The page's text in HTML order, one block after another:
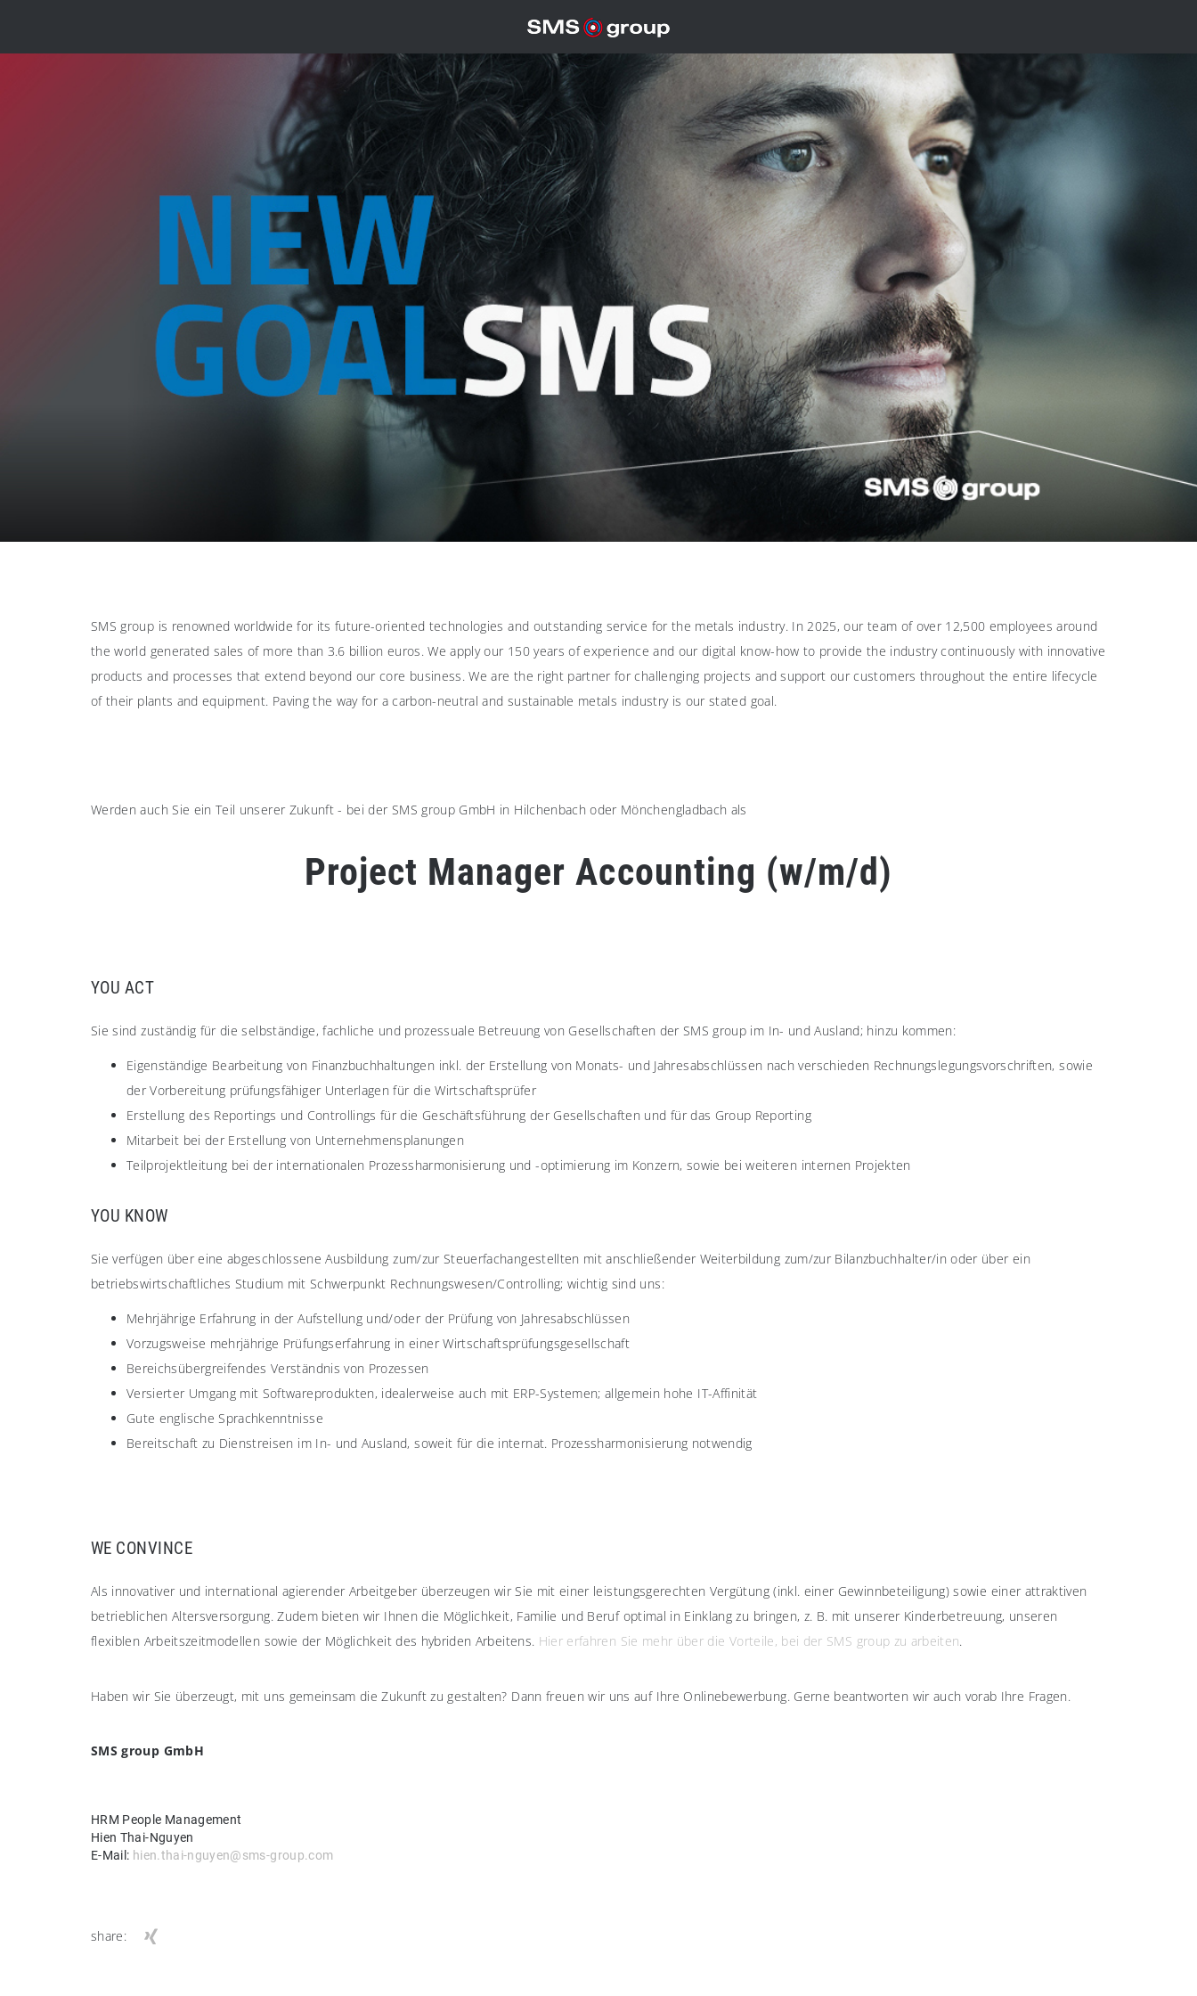
SMS group is renowned worldwide for its future-oriented technologies and outstanding service for the metals industry. In 2025, our team of over 12,500 employees around
the world generated sales of more than 3.6 billion euros. We apply our 150 years of experience and our digital know-how to provide the industry continuously with innovative
products and processes that extend beyond our core business. We are the right partner for challenging projects and support our customers throughout the entire lifecycle
of their plants and equipment. Paving the way for a carbon-neutral and sustainable metals industry is our stated goal.
Werden auch Sie ein Teil unserer Zukunft - bei der SMS group GmbH in Hilchenbach oder Mönchengladbach als
Project Manager Accounting (w/m/d)
YOU ACT
Sie sind zuständig für die selbständige, fachliche und prozessuale Betreuung von Gesellschaften der SMS group im In- und Ausland; hinzu kommen:
Eigenständige Bearbeitung von Finanzbuchhaltungen inkl. der Erstellung von Monats- und Jahresabschlüssen nach verschieden Rechnungslegungsvorschriften, sowie
der Vorbereitung prüfungsfähiger Unterlagen für die Wirtschaftsprüfer
Erstellung des Reportings und Controllings für die Geschäftsführung der Gesellschaften und für das Group Reporting
Mitarbeit bei der Erstellung von Unternehmensplanungen
Teilprojektleitung bei der internationalen Prozessharmonisierung und -optimierung im Konzern, sowie bei weiteren internen Projekten
YOU KNOW
Sie verfügen über eine abgeschlossene Ausbildung zum/zur Steuerfachangestellten mit anschließender Weiterbildung zum/zur Bilanzbuchhalter/in oder über ein
betriebswirtschaftliches Studium mit Schwerpunkt Rechnungswesen/Controlling; wichtig sind uns:
Mehrjährige Erfahrung in der Aufstellung und/oder der Prüfung von Jahresabschlüssen
Vorzugsweise mehrjährige Prüfungserfahrung in einer Wirtschaftsprüfungsgesellschaft
Bereichsübergreifendes Verständnis von Prozessen
Versierter Umgang mit Softwareprodukten, idealerweise auch mit ERP-Systemen; allgemein hohe IT-Affinität
Gute englische Sprachkenntnisse
Bereitschaft zu Dienstreisen im In- und Ausland, soweit für die internat. Prozessharmonisierung notwendig
WE CONVINCE
Als innovativer und international agierender Arbeitgeber überzeugen wir Sie mit einer leistungsgerechten Vergütung (inkl. einer Gewinnbeteiligung) sowie einer attraktiven
betrieblichen Altersversorgung. Zudem bieten wir Ihnen die Möglichkeit, Familie und Beruf optimal in Einklang zu bringen, z. B. mit unserer Kinderbetreuung, unseren
flexiblen Arbeitszeitmodellen sowie der Möglichkeit des hybriden Arbeitens. Hier erfahren Sie mehr über die Vorteile, bei der SMS group zu arbeiten.
Haben wir Sie überzeugt, mit uns gemeinsam die Zukunft zu gestalten? Dann freuen wir uns auf Ihre Onlinebewerbung. Gerne beantworten wir auch vorab Ihre Fragen.
SMS group GmbH
HRM People Management
Hien Thai-Nguyen
E-Mail: hien.thai-nguyen@sms-group.com
share: